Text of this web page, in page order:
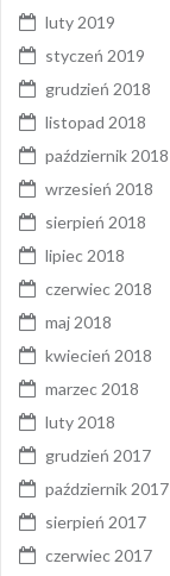
luty 2019
styczeń 2019
grudzień 2018
listopad 2018
październik 2018
wrzesień 2018
sierpień 2018
lipiec 2018
czerwiec 2018
maj 2018
kwiecień 2018
marzec 2018
luty 2018
grudzień 2017
październik 2017
sierpień 2017
czerwiec 2017